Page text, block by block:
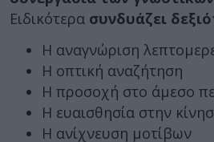
Ειδικότερα συνδυάζει
Η αναγνώριση
Η οπτική αναζήτηση
Η προσοχή στο άμεσο
Η ευαισθησία στην
Η ανίχνευση μοτίβων